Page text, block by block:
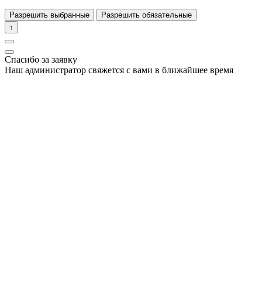
Разрешить выбранные
Разрешить обязательные
↑
Спасибо за заявку
Наш администратор свяжется с вами в ближайшее время